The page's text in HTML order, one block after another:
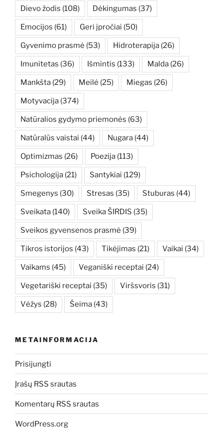
Dievo žodis (108) Dėkingumas (37)
Emocijos (61) Geri įpročiai (50)
Gyvenimo prasmė (53) Hidroterapija (26)
Imunitetas (36) Išmintis (133) Malda (26)
Mankšta (29) Meilė (25) Miegas (26)
Motyvacija (374)
Natūralios gydymo priemonės (63)
Natūralūs vaistai (44) Nugara (44)
Optimizmas (26) Poezija (113)
Psichologija (21) Santykiai (129)
Smegenys (30) Stresas (35) Stuburas (44)
Sveikata (140) Sveika ŠIRDIS (35)
Sveikos gyvensenos prasmė (39)
Tikros istorijos (43) Tikėjimas (21) Vaikai (34)
Vaikams (45) Veganiški receptai (24)
Vegetariški receptai (35) Viršsvoris (31)
Vėžys (28) Šeima (43)
METAINFORMACIJA
Prisijungti
Įrašų RSS srautas
Komentarų RSS srautas
WordPress.org